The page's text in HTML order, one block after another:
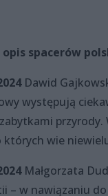
spacerów
Dawid
występują
których wie
Małgorzata
– w nawiązaniu